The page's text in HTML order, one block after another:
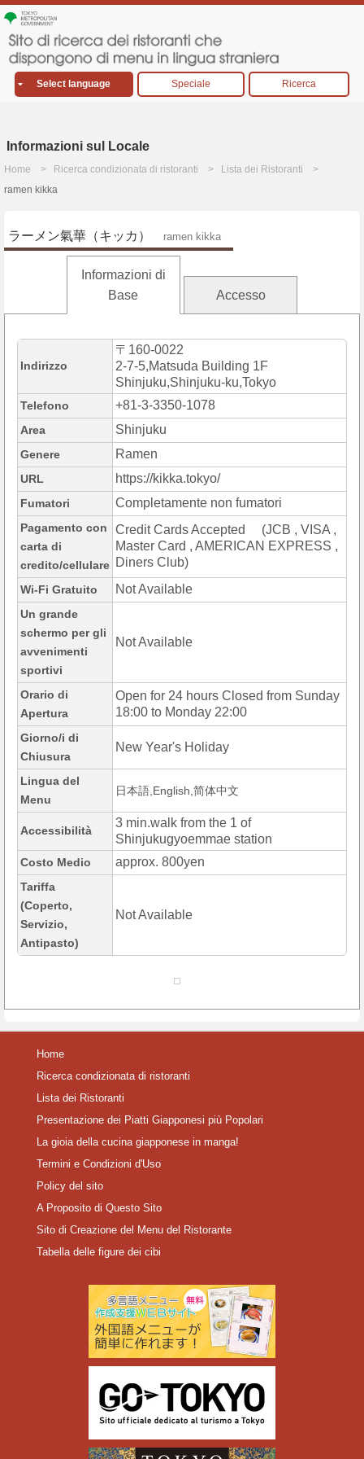
Select language Speciale Ricerca
Informazioni sul Locale
Home Ricerca condizionata di ristoranti
Lista dei Ristoranti
ramen kikka
ラーメン氣華（キッカ） ramen kikka
Informazioni di
Base
Accesso
Indirizzo
〒160-0022
2-7-5,Matsuda Building 1F
Shinjuku,Shinjuku-ku,Tokyo
Telefono +81-3-3350-1078
Area Shinjuku
Genere Ramen
URL https://kikka.tokyo/
Fumatori Completamente non fumatori
Pagamento con
carta di
credito/cellulare
Credit Cards Accepted (JCB , VISA ,
Master Card , AMERICAN EXPRESS ,
Diners Club)
Wi-Fi Gratuito Not Available
Un grande
schermo per gli
avvenimenti
sportivi
Not Available
Orario di
Apertura
Open for 24 hours Closed from Sunday
18:00 to Monday 22:00
Giorno/i di
Chiusura
New Year's Holiday
Lingua del
Menu
日本語,English,简体中文
Accessibilità
3 min.walk from the 1 of
Shinjukugyoemmae station
Costo Medio approx. 800yen
Tariffa
(Coperto,
Servizio,
Antipasto)
Not Available
Home
Ricerca condizionata di ristoranti
Lista dei Ristoranti
Presentazione dei Piatti Giapponesi più Popolari
La gioia della cucina giapponese in manga!
Termini e Condizioni d'Uso
Policy del sito
A Proposito di Questo Sito
Sito di Creazione del Menu del Ristorante
Tabella delle figure dei cibi